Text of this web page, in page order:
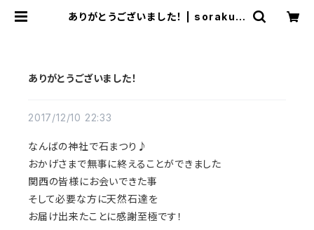
ありがとうございました！ | sorakum
ありがとうございました！
2017/12/10 22:33
なんばの神社で石まつり♪
おかげさまで無事に終えることができました
関西の皆様にお会いできた事
そして必要な方に天然石達を
お届け出来たことに感謝至極です！